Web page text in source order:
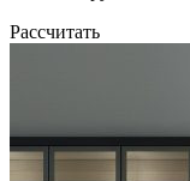
Рассчитать